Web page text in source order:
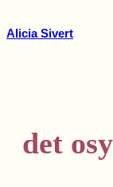
till
Alicia Sivert
det